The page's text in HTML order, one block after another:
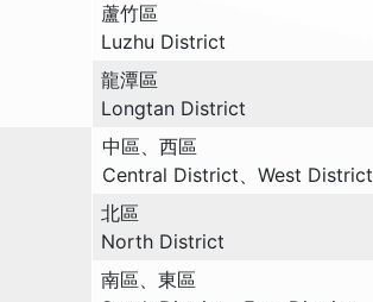
蘆竹區
Luzhu District
龍潭區
Longtan District
中區、西區
Central District、West District
北區
North District
南區、東區